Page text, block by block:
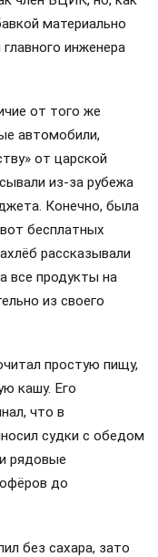
материально
инженера
от того же
автомобили,
от царской
из-за рубежа
Конечно, была
бесплатных
рассказывали
все продукты на
из своего
простую пищу,
кашу. Его
что в
судки с обедом
рядовые
до
без сахара, зато